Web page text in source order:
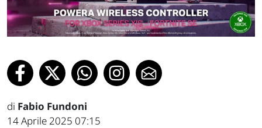
di Fabio Fundoni
14 Aprile 2025 07:15